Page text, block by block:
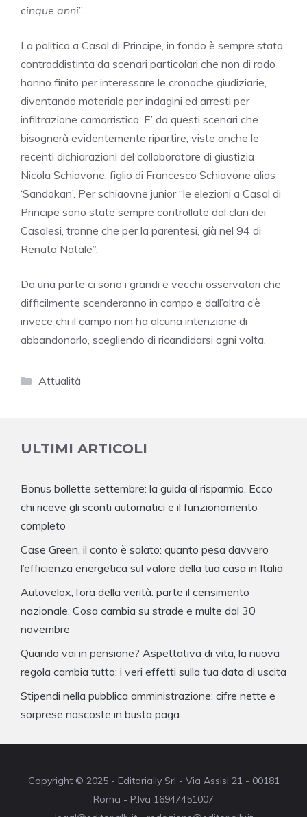
cinque anni”.
La politica a Casal di Principe, in fondo è sempre stata
contraddistinta da scenari particolari che non di rado
hanno finito per interessare le cronache giudiziarie,
diventando materiale per indagini ed arresti per
infiltrazione camorristica. E’ da questi scenari che
bisognerà evidentemente ripartire, viste anche le
recenti dichiarazioni del collaboratore di giustizia
Nicola Schiavone, figlio di Francesco Schiavone alias
‘Sandokan’. Per schiaovne junior “le elezioni a Casal di
Principe sono state sempre controllate dal clan dei
Casalesi, tranne che per la parentesi, già nel 94 di
Renato Natale”.
Da una parte ci sono i grandi e vecchi osservatori che
difficilmente scenderanno in campo e dall’altra c’è
invece chi il campo non ha alcuna intenzione di
abbandonarlo, scegliendo di ricandidarsi ogni volta.
Categorie
Attualità
ULTIMI ARTICOLI
Bonus bollette settembre: la guida al risparmio. Ecco
chi riceve gli sconti automatici e il funzionamento
completo
Case Green, il conto è salato: quanto pesa davvero
l’efficienza energetica sul valore della tua casa in Italia
Autovelox, l’ora della verità: parte il censimento
nazionale. Cosa cambia su strade e multe dal 30
novembre
Quando vai in pensione? Aspettativa di vita, la nuova
regola cambia tutto: i veri effetti sulla tua data di uscita
Stipendi nella pubblica amministrazione: cifre nette e
sorprese nascoste in busta paga
Copyright © 2025 - Editorially Srl - Via Assisi 21 - 00181
Roma - P.Iva 16947451007